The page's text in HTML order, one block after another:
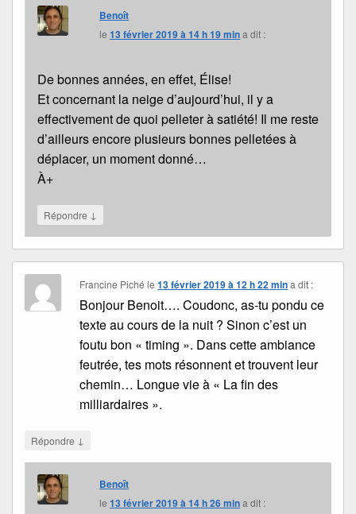
Benoît
le13 février 2019 à 14 h 19 mina dit :
De bonnes années, en effet, Élise!
Et concernant la neige d’aujourd’hui, il y a
effectivement de quoi pelleter à satiété! Il me reste
d’ailleurs encore plusieurs bonnes pelletées à
déplacer, un moment donné…
À+
Répondre ↓
Francine Piché le13 février 2019 à 12 h 22 min a dit :
Bonjour Benoit…. Coudonc, as-tu pondu ce
texte au cours de la nuit ? Sinon c’est un
foutu bon « timing ». Dans cette ambiance
feutrée, tes mots résonnent et trouvent leur
chemin… Longue vie à « La fin des
milliardaires ».
Répondre ↓
Benoît
le13 février 2019 à 14 h 26 mina dit :